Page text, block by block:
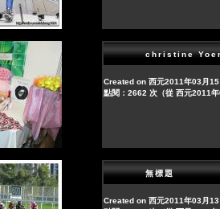
christine
Created on 西元2011年03月
點閱：2662 次（從 西元2011
無標題
Created on 西元2011年03月